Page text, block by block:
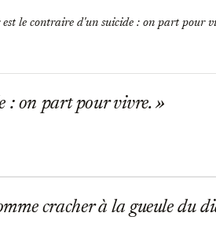
le contraire d'un suicide : on part pour
: on part pour vivre.
cracher à la gueule du